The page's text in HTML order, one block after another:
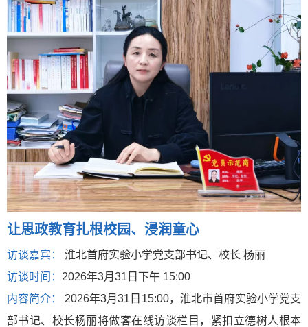
让思政教育扎根校园、浸润童心
访谈嘉宾：
淮北首府实验小学党支部书记、校长 杨丽
访谈时间： 2026年3月31日下午 15:00
内容简介：
2026年3月31日15:00，淮北市首府实验小学党支
部书记、校长杨丽将做客在线访谈栏目，紧扣立德树人根本